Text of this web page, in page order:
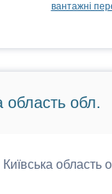
вантажні
область обл.
Київська